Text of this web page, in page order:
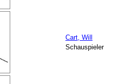
Cart, Will
Schauspieler